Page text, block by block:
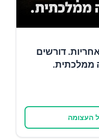
אחריות. דורשים
ממלכתית.
העצומה